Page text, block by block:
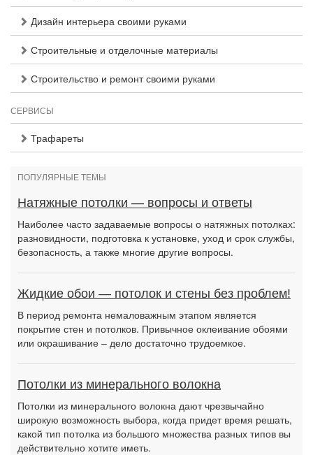
Дизайн интерьера своими руками
Строительные и отделочные материалы
Строительство и ремонт своими руками
СЕРВИСЫ
Трафареты
ПОПУЛЯРНЫЕ ТЕМЫ
Натяжные потолки — вопросы и ответы
Наиболее часто задаваемые вопросы о натяжных потолках:
разновидности, подготовка к установке, уход и срок службы,
безопасность, а также многие другие вопросы.
Жидкие обои — потолок и стены без проблем!
В период ремонта немаловажным этапом является
покрытие стен и потолков. Привычное оклеивание обоями
или окрашивание – дело достаточно трудоемкое.
Потолки из минерального волокна
Потолки из минерального волокна дают чрезвычайно
широкую возможность выбора, когда придет время решать,
какой тип потолка из большого множества разных типов вы
действительно хотите иметь.